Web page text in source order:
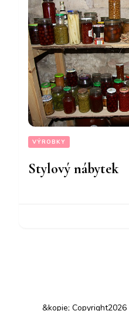
VÝROBKY
Stylový nábytek
&kopie; Copyright2026